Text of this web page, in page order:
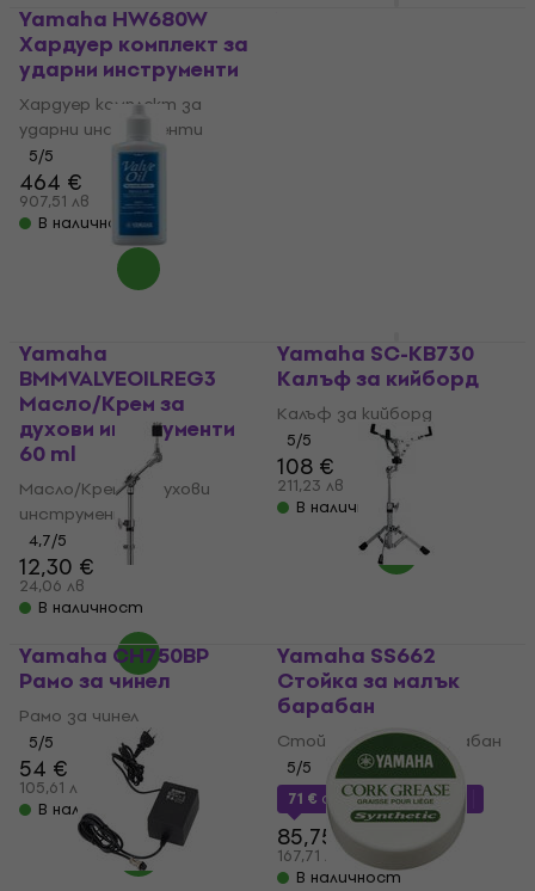
Yamaha HW680W
Хардуер комплект за
ударни инструменти
Хардуер комплект за
ударни инструменти
5/5
464 €
907,51 лв
В наличност
Yamaha
BMMVALVEOILREG3
Масло/Крем за
духови инструменти
60 ml
Масло/Крем за духови
инструменти
4,7/5
12,30 €
24,06 лв
В наличност
Yamaha SC-KB730
Калъф за кийборд
Калъф за кийборд
5/5
108 €
211,23 лв
В наличност
Yamaha CH750BP
Рамо за чинел
Рамо за чинел
5/5
54 €
105,61 лв
В наличност
Yamaha SS662
Стойка за малък
барабан
Стойка за малък барабан
5/5
71 € с кодMUZMUZ-15
85,75 €
167,71 лв
В наличност